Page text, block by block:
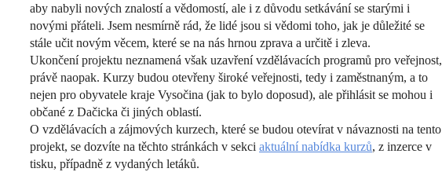
aby nabyli nových znalostí a vědomostí, ale i z důvodu setkávání se starými i
novými přáteli. Jsem nesmírně rád, že lidé jsou si vědomi toho, jak je důležité se
stále učit novým věcem, které se na nás hrnou zprava a určitě i zleva.
Ukončení projektu neznamená však uzavření vzdělávacích programů pro veřejnost,
právě naopak. Kurzy budou otevřeny široké veřejnosti, tedy i zaměstnaným, a to
nejen pro obyvatele kraje Vysočina (jak to bylo doposud), ale přihlásit se mohou i
občané z Dačicka či jiných oblastí.
O vzdělávacích a zájmových kurzech, které se budou otevírat v návaznosti na tento
projekt, se dozvíte na těchto stránkách v sekci aktuální nabídka kurzů, z inzerce v
tisku, případně z vydaných letáků.